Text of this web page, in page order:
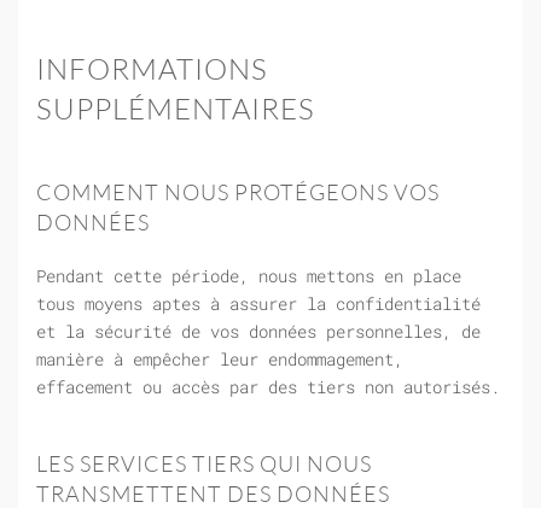
INFORMATIONS
SUPPLÉMENTAIRES
COMMENT NOUS PROTÉGEONS VOS
DONNÉES
Pendant cette période, nous mettons en place
tous moyens aptes à assurer la confidentialité
et la sécurité de vos données personnelles, de
manière à empêcher leur endommagement,
effacement ou accès par des tiers non autorisés.
LES SERVICES TIERS QUI NOUS
TRANSMETTENT DES DONNÉES